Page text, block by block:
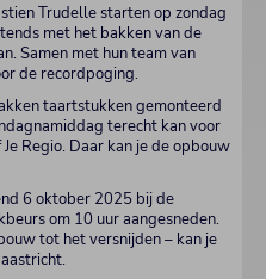
Trudelle starten op zondag
met het bakken van de
Samen met hun team van
de recordpoging.
taartstukken gemonteerd
terecht kan voor
Regio. Daar kan je de opbouw
6 oktober 2025 bij de
om 10 uur aangesneden.
tot het versnijden – kan je